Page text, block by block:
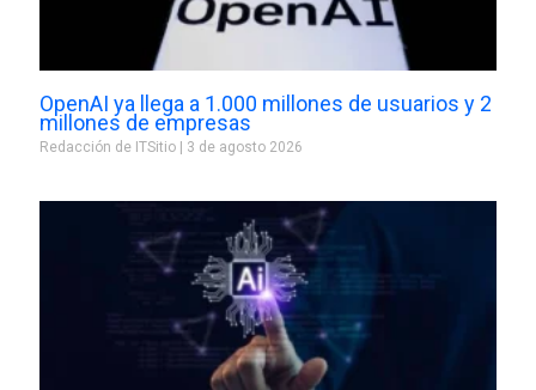
OpenAI ya llega a 1.000 millones de usuarios y 2
millones de empresas
Redacción de ITSitio 3 de agosto 2026